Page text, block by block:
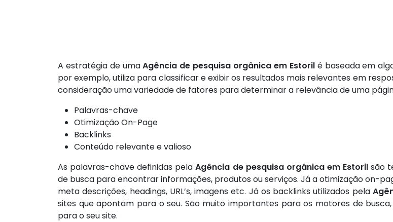
A estratégia de umaAgência de pesquisa orgânica em Estorilé baseada em
por exemplo, utiliza para classificar e exibir os resultados mais relevantes em
consideração uma variedade de fatores para determinar a relevância de uma
Palavras-chave
Otimização On-Page
Backlinks
Conteúdo relevante e valioso
As palavras-chave definidas pelaAgência de pesquisa orgânica em Estorilsão
de busca para encontrar informações, produtos ou serviços. Já a otimização on-
meta descrições, headings, URL’s, imagens etc. Já os backlinks utilizados pela
sites que apontam para o seu. São muito importantes para os motores de
para o seu site.